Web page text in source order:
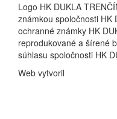
Logo HK DUKLA
známkou spoločnosti HK
ochranné známky HK
reprodukované a šírené
súhlasu spoločnosti HK
Web vytvoril